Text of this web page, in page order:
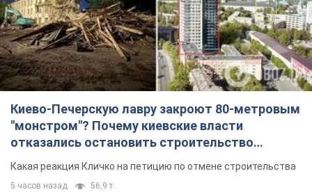
Киево-Печерскую лавру закроют 80-метровым
"монстром"? Почему киевские власти
отказались остановить строительство
небоскреба "московского верующего"
Какая реакция Кличко на петицию по отмене строительства
5 часов назад 56,9 т.